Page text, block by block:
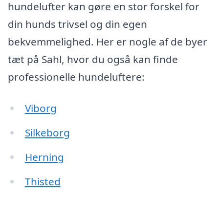
hundelufter kan gøre en stor forskel for
din hunds trivsel og din egen
bekvemmelighed. Her er nogle af de byer
tæt på Sahl, hvor du også kan finde
professionelle hundeluftere:
Viborg
Silkeborg
Herning
Thisted